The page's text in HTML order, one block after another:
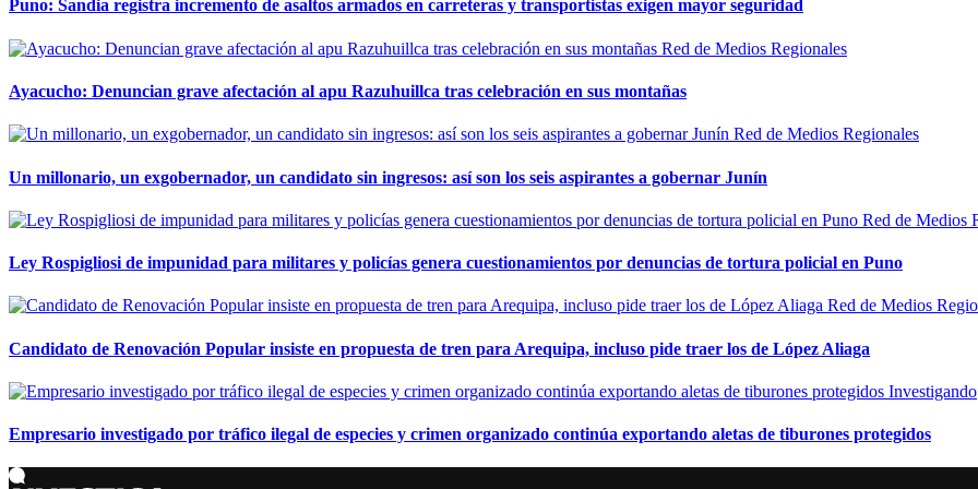
Puno: Sandia registra incremento de asaltos armados en carreteras y transportistas exigen mayor seguridad
Red de Medios Regionales
Ayacucho: Denuncian grave afectación al apu Razuhuillca tras celebración en sus montañas
Red de Medios Regionales
Un millonario, un exgobernador, un candidato sin ingresos: así son los seis aspirantes a gobernar Junín
Red de Medios
Ley Rospigliosi de impunidad para militares y policías genera cuestionamientos por denuncias de tortura policial en Puno
Red de Medios
Candidato de Renovación Popular insiste en propuesta de tren para Arequipa, incluso pide traer los de López Aliaga
Investigando
Empresario investigado por tráfico ilegal de especies y crimen organizado continúa exportando aletas de tiburones protegidos